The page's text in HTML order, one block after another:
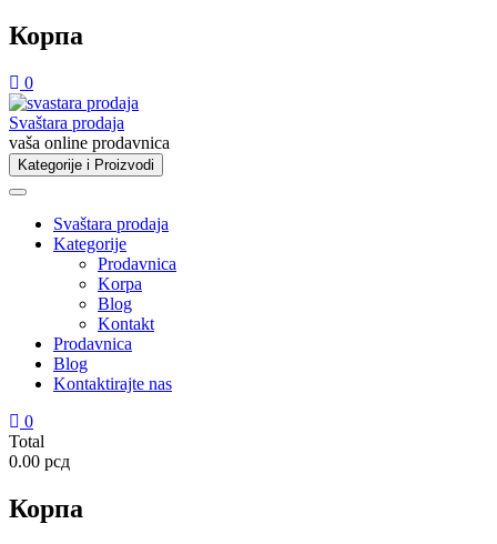
Корпа
0
Svaštara prodaja
vaša online prodavnica
Kategorije i Proizvodi
Svaštara prodaja
Kategorije
Prodavnica
Korpa
Blog
Kontakt
Prodavnica
Blog
Kontaktirajte nas
0
Total
0.00 рсд
Корпа